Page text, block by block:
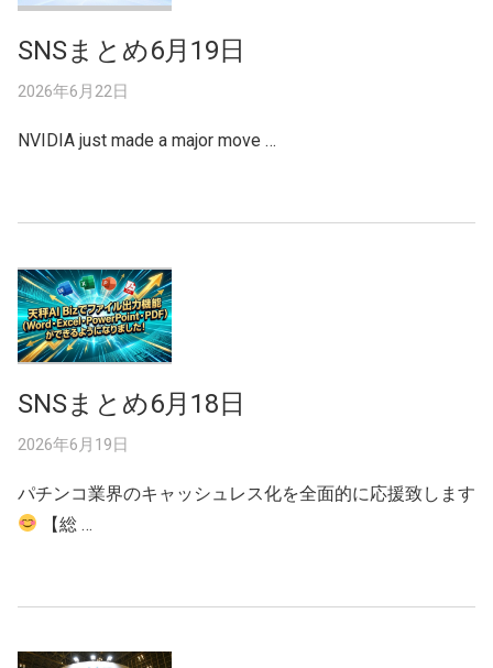
SNSまとめ6月19日
2026年6月22日
NVIDIA just made a major move …
SNSまとめ6月18日
2026年6月19日
パチンコ業界のキャッシュレス化を全面的に応援致します
【総 …